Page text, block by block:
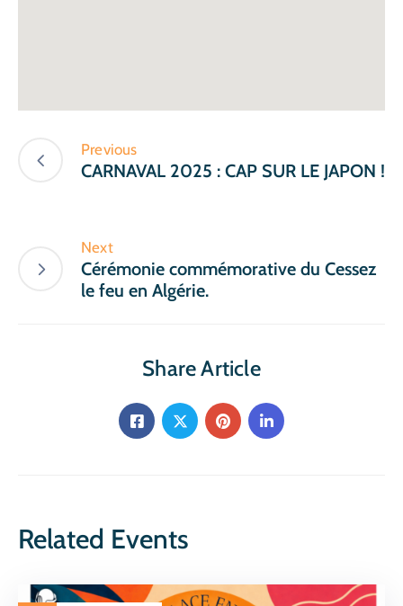
Previous
CARNAVAL 2025 : CAP SUR LE JAPON !
Next
Cérémonie commémorative du Cessez
le feu en Algérie.
Share Article
Related Events